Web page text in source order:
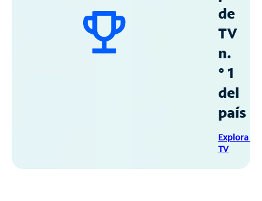
de
TV
n.
° 1
del
país
Explora
TV